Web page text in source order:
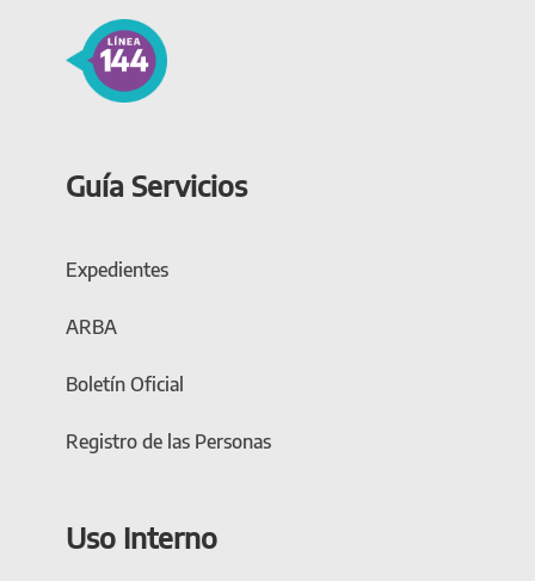
Guía Servicios
Expedientes
ARBA
Boletín Oficial
Registro de las Personas
Uso Interno